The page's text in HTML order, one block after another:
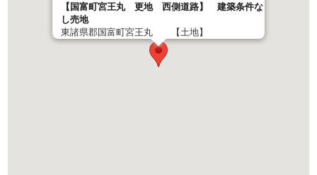
【国富町宮王丸 更地 西側道路】 建築条件な
し売地
東諸県郡国富町宮王丸 【土地】